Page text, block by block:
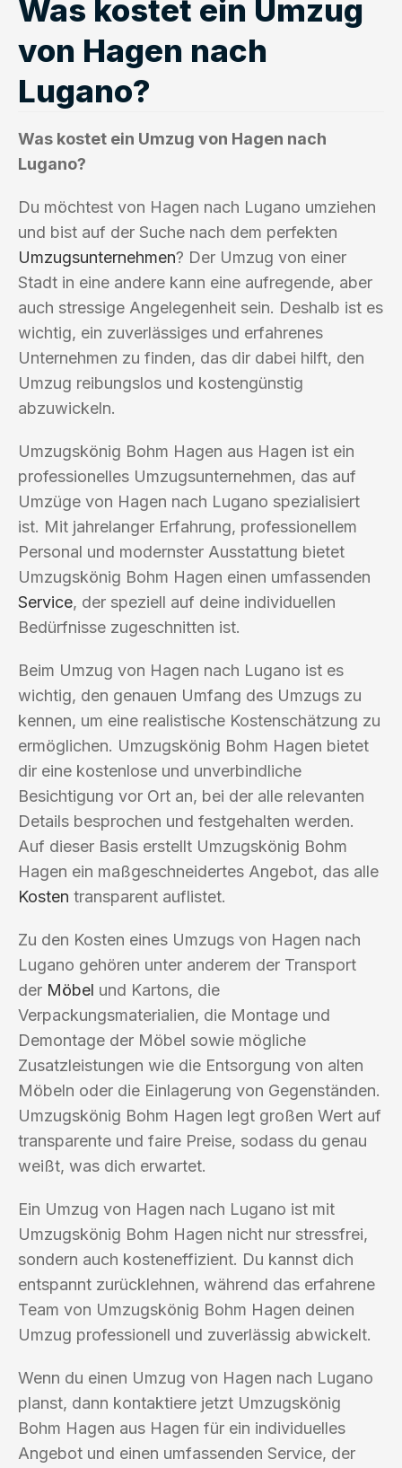
Was kostet ein Umzug
von Hagen nach
Lugano?
Was kostet ein Umzug von Hagen nach
Lugano?
Du möchtest von Hagen nach Lugano umziehen
und bist auf der Suche nach dem perfekten
Umzugsunternehmen? Der Umzug von einer
Stadt in eine andere kann eine aufregende, aber
auch stressige Angelegenheit sein. Deshalb ist es
wichtig, ein zuverlässiges und erfahrenes
Unternehmen zu finden, das dir dabei hilft, den
Umzug reibungslos und kostengünstig
abzuwickeln.
Umzugskönig Bohm Hagen aus Hagen ist ein
professionelles Umzugsunternehmen, das auf
Umzüge von Hagen nach Lugano spezialisiert
ist. Mit jahrelanger Erfahrung, professionellem
Personal und modernster Ausstattung bietet
Umzugskönig Bohm Hagen einen umfassenden
Service, der speziell auf deine individuellen
Bedürfnisse zugeschnitten ist.
Beim Umzug von Hagen nach Lugano ist es
wichtig, den genauen Umfang des Umzugs zu
kennen, um eine realistische Kostenschätzung zu
ermöglichen. Umzugskönig Bohm Hagen bietet
dir eine kostenlose und unverbindliche
Besichtigung vor Ort an, bei der alle relevanten
Details besprochen und festgehalten werden.
Auf dieser Basis erstellt Umzugskönig Bohm
Hagen ein maßgeschneidertes Angebot, das alle
Kosten transparent auflistet.
Zu den Kosten eines Umzugs von Hagen nach
Lugano gehören unter anderem der Transport
der Möbel und Kartons, die
Verpackungsmaterialien, die Montage und
Demontage der Möbel sowie mögliche
Zusatzleistungen wie die Entsorgung von alten
Möbeln oder die Einlagerung von Gegenständen.
Umzugskönig Bohm Hagen legt großen Wert auf
transparente und faire Preise, sodass du genau
weißt, was dich erwartet.
Ein Umzug von Hagen nach Lugano ist mit
Umzugskönig Bohm Hagen nicht nur stressfrei,
sondern auch kosteneffizient. Du kannst dich
entspannt zurücklehnen, während das erfahrene
Team von Umzugskönig Bohm Hagen deinen
Umzug professionell und zuverlässig abwickelt.
Wenn du einen Umzug von Hagen nach Lugano
planst, dann kontaktiere jetzt Umzugskönig
Bohm Hagen aus Hagen für ein individuelles
Angebot und einen umfassenden Service, der